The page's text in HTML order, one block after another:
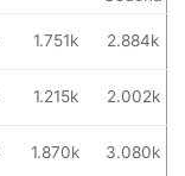
1.751k 2.884k
1.215k 2.002k
1.870k 3.080k